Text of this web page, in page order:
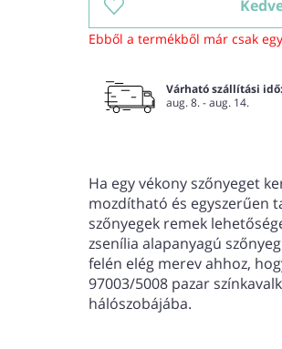
Ebből a termékből már csak
Várható szállítási idő:
aug. 8. - aug. 14.
Ha egy vékony szőnyeget
mozdítható és egyszerűen
szőnyegek remek
zsenília alapanyagú
felén elég merev ahhoz,
97003/5008 pazar
hálószobájába.